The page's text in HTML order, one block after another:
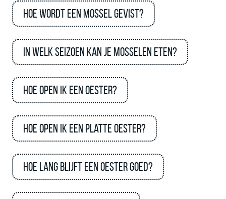
Hoe wordt een mossel gevist?
In welk seizoen kan je mosselen eten?
Hoe open ik een oester?
Hoe open ik een platte oester?
Hoe lang blijft een oester goed?